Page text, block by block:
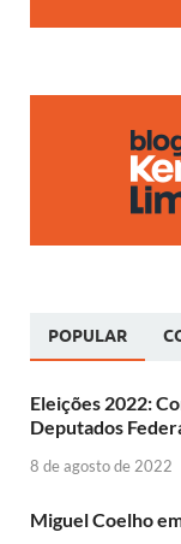
POPULAR
Eleições 2022:
Deputados
8 de agosto de 2022
Miguel Coelho